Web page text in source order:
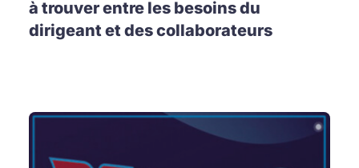
à trouver entre les besoins du
dirigeant et des collaborateurs